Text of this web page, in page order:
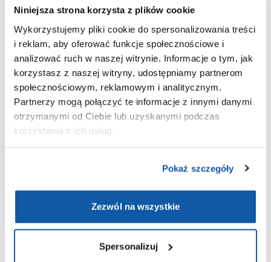
Niniejsza strona korzysta z plików cookie
Wykorzystujemy pliki cookie do spersonalizowania treści
i reklam, aby oferować funkcje społecznościowe i
analizować ruch w naszej witrynie. Informacje o tym, jak
korzystasz z naszej witryny, udostępniamy partnerom
społecznościowym, reklamowym i analitycznym.
Partnerzy mogą połączyć te informacje z innymi danymi
otrzymanymi od Ciebie lub uzyskanymi podczas
korzystania z ich usług.
Pokaż szczegóły
Zezwól na wszystkie
Spersonalizuj
Interpretacja wyników
Poziom lipazy przekraczający górną granicę normy może
wskazywać na następujące schorzenia:
ostre zapalenie trzustki,
przewlekłe zapalenie trzustki,
nowotwór trzustki (w tym rak trzustki),
przewlekłachoroba nerek,
choroba alkoholowa,